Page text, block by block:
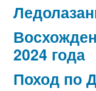
2024 года
Поход по